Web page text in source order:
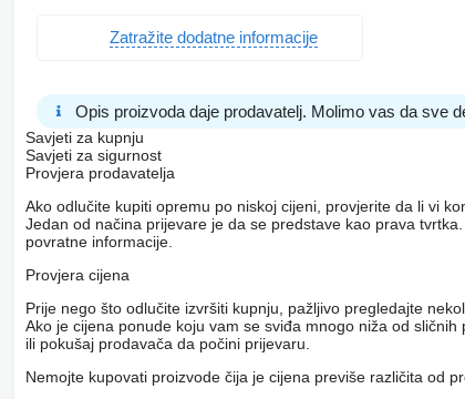
Zatražite dodatne informacije
Opis proizvoda daje prodavatelj. Molimo vas da sve
Savjeti za kupnju
Savjeti za sigurnost
Provjera prodavatelja
Ako odlučite kupiti opremu po niskoj cijeni, provjerite da li vi
Jedan od načina prijevare je da se predstave kao prava
povratne informacije.
Provjera cijena
Prije nego što odlučite izvršiti kupnju, pažljivo pregledajte
Ako je cijena ponude koju vam se sviđa mnogo niža od
ili pokušaj prodavača da počini prijevaru.
Nemojte kupovati proizvode čija je cijena previše različita od